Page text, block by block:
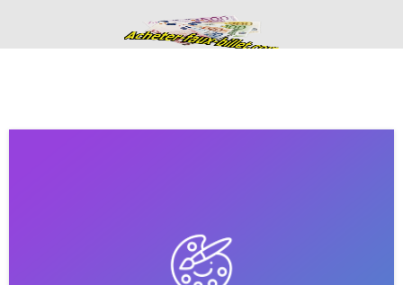
monnaie en euros
CONTACTS